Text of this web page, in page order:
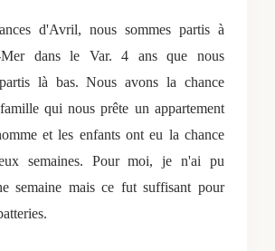
d'Avril, nous sommes partis à
Mer dans le Var. 4 ans que nous
là bas. Nous avons la chance
qui nous prête un appartement
et les enfants ont eu la chance
semaines. Pour moi, je n'ai pu
semaine mais ce fut suffisant pour